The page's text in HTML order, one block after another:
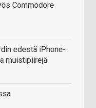
Commodore
edestä iPhone-
muistipiirejä